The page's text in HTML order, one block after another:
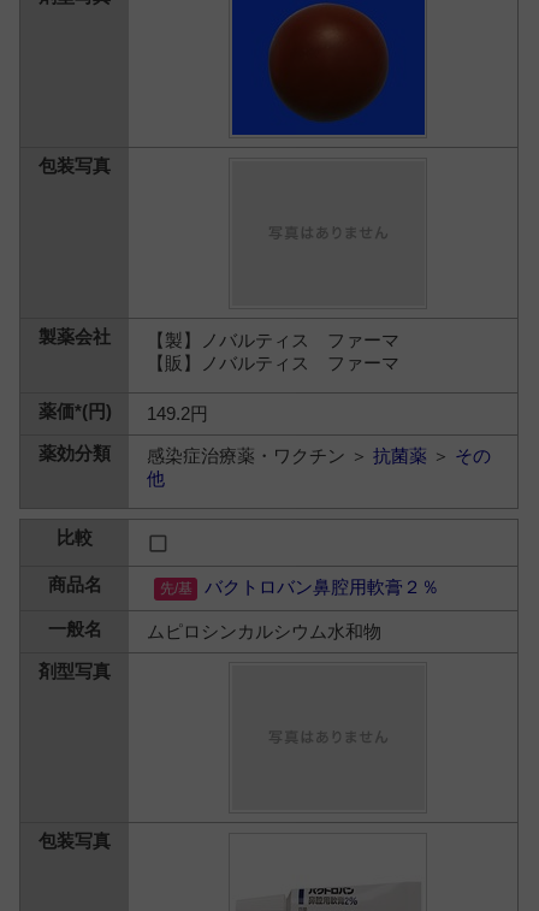
【製】ノバルティス ファーマ
【販】ノバルティス ファーマ
149.2円
感染症治療薬・ワクチン ＞抗菌薬 ＞ その
他
バクトロバン鼻腔用軟膏２％
ムピロシンカルシウム水和物